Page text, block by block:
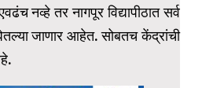
नव्हे तर नागपूर विद्यापीठात सर्व
जाणार आहेत. सोबतच केंद्रांची